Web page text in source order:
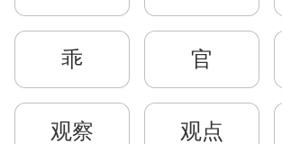
乖 官
观察 观点